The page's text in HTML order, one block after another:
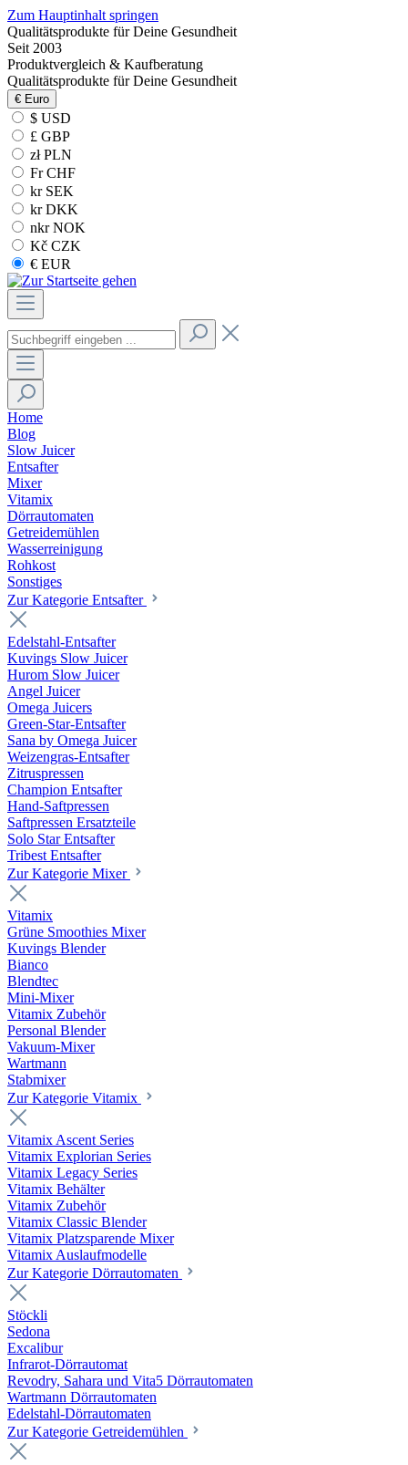
Zum Hauptinhalt springen
Qualitätsprodukte für Deine Gesundheit
Seit 2003
Produktvergleich & Kaufberatung
Qualitätsprodukte für Deine Gesundheit
€ Euro
$ USD
£ GBP
zł PLN
Fr CHF
kr SEK
kr DKK
nkr NOK
Kč CZK
€ EUR
Home
Blog
Slow Juicer
Entsafter
Mixer
Vitamix
Dörrautomaten
Getreidemühlen
Wasserreinigung
Rohkost
Sonstiges
Zur Kategorie Entsafter
Edelstahl-Entsafter
Kuvings Slow Juicer
Hurom Slow Juicer
Angel Juicer
Omega Juicers
Green-Star-Entsafter
Sana by Omega Juicer
Weizengras-Entsafter
Zitruspressen
Champion Entsafter
Hand-Saftpressen
Saftpressen Ersatzteile
Solo Star Entsafter
Tribest Entsafter
Zur Kategorie Mixer
Vitamix
Grüne Smoothies Mixer
Kuvings Blender
Bianco
Blendtec
Mini-Mixer
Vitamix Zubehör
Personal Blender
Vakuum-Mixer
Wartmann
Stabmixer
Zur Kategorie Vitamix
Vitamix Ascent Series
Vitamix Explorian Series
Vitamix Legacy Series
Vitamix Behälter
Vitamix Zubehör
Vitamix Classic Blender
Vitamix Platzsparende Mixer
Vitamix Auslaufmodelle
Zur Kategorie Dörrautomaten
Stöckli
Sedona
Excalibur
Infrarot-Dörrautomat
Revodry, Sahara und Vita5 Dörrautomaten
Wartmann Dörrautomaten
Edelstahl-Dörrautomaten
Zur Kategorie Getreidemühlen